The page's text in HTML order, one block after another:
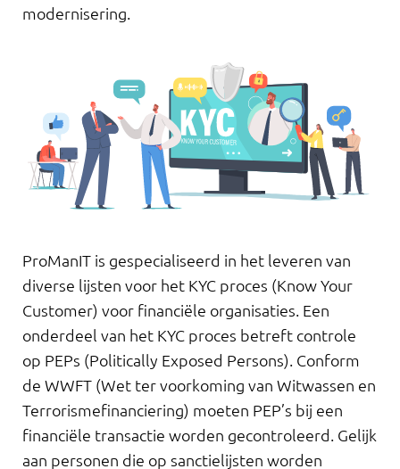
modernisering.
ProManIT is gespecialiseerd in het leveren van
diverse lijsten voor het KYC proces (Know Your
Customer) voor financiële organisaties. Een
onderdeel van het KYC proces betreft controle
op PEPs (Politically Exposed Persons). Conform
de WWFT (Wet ter voorkoming van Witwassen en
Terrorismefinanciering) moeten PEP’s bij een
financiële transactie worden gecontroleerd. Gelijk
aan personen die op sanctielijsten worden